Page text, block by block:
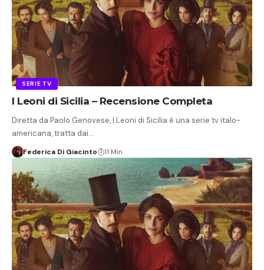
SERIE TV
I Leoni di Sicilia – Recensione Completa
Diretta da Paolo Genovese, I Leoni di Sicilia è una serie tv italo-
americana, tratta dai…
Federica Di Giacinto 11 Min